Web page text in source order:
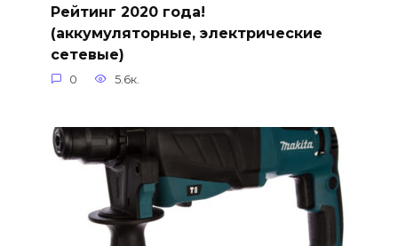
Рейтинг 2020 года!
(аккумуляторные, электрические
сетевые)
0 5.6к.